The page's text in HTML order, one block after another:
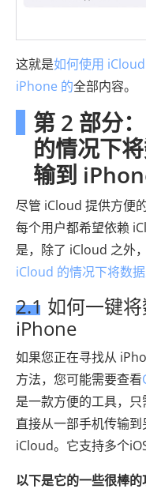
这就是如何使用
iPhone 的全部内容。
第 2 部分
的情况下
输到
尽管 iCloud 提供方便
每个用户都希望依赖
是，除了 iCloud 之外
iCloud 的情况下将数
2.1 如何一键
iPhone
如果您正在寻找从
方法，您可能需要查看
是一款方便的工具，
直接从一部手机传输
iCloud。它支持多个
以下是它的一些很棒的